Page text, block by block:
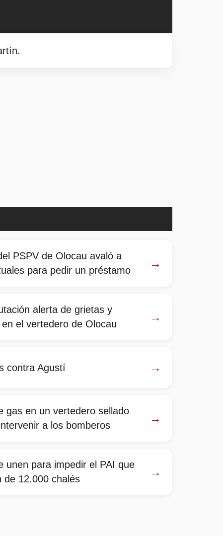
PSPV de Olocau avaló a
para pedir un préstamo
→
alerta de grietas y
el vertedero de Olocau
→
contra Agustí →
gas en un vertedero sellado
a los bomberos
→
unen para impedir el PAI que
de 12.000 chalés
→